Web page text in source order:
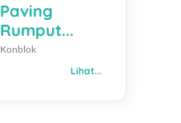
Paving
Rumput...
Konblok
Lihat...